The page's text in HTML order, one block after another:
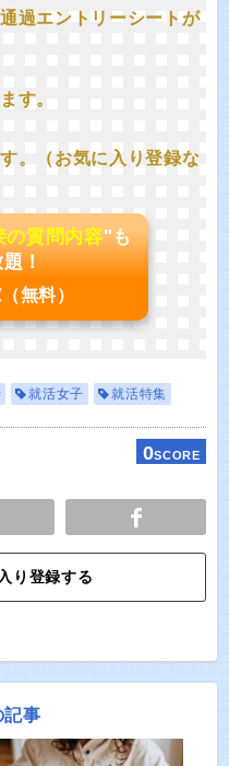
過エントリーシートが
す。
。（お気に入り登録な
の質問内容"も
！
（無料）
就活女子 就活特集
0SCORE
り登録する
記事